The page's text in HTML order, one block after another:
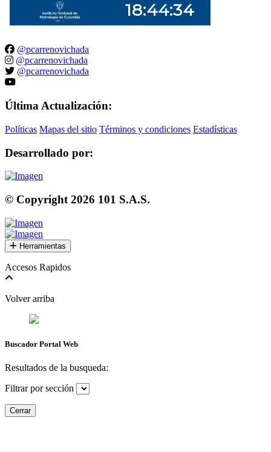
@pcarrenovichada
@pcarrenovichada
@pcarrenovichada
Última Actualización:
Políticas Mapas del sitio Términos y condiciones Estadísticas
Desarrollado por:
© Copyright 2026 101 S.A.S.
Herramientas
Accesos Rapidos
Volver arriba
Buscador Portal Web
Resultados de la busqueda:
Filtrar por sección
Cerrar